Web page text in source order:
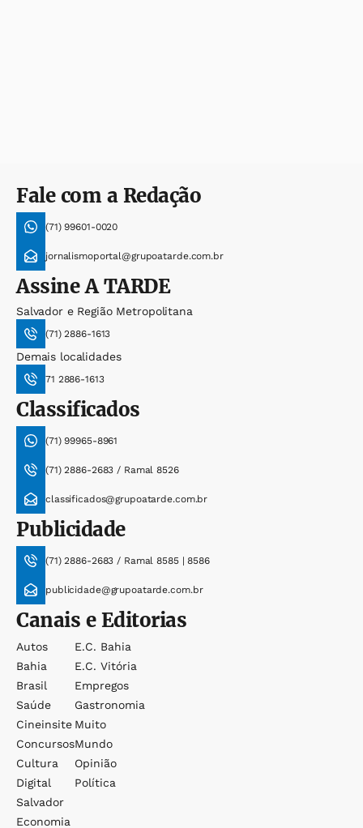
Fale com a Redação
(71) 99601-0020
jornalismoportal@grupoatarde.com.br
AssineA TARDE
Salvador e Região Metropolitana
(71) 2886-1613
Demais localidades
71 2886-1613
Classificados
(71) 99965-8961
(71) 2886-2683 / Ramal 8526
classificados@grupoatarde.com.br
Publicidade
(71) 2886-2683 / Ramal 8585 | 8586
publicidade@grupoatarde.com.br
Canais e Editorias
Autos
Bahia
Brasil
Saúde
Cineinsite
Concursos
Cultura
Digital
Salvador
Economia
E.c. Bahia
E.c. Vitória
Empregos
Gastronomia
Muito
Mundo
Opinião
Política